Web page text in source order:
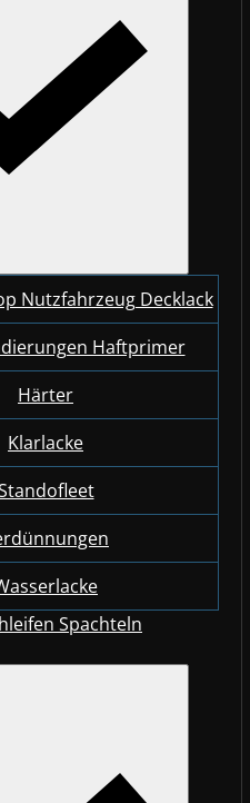
Nutzfahrzeug Decklack
Haftprimer
Härter
Klarlacke
Spachteln